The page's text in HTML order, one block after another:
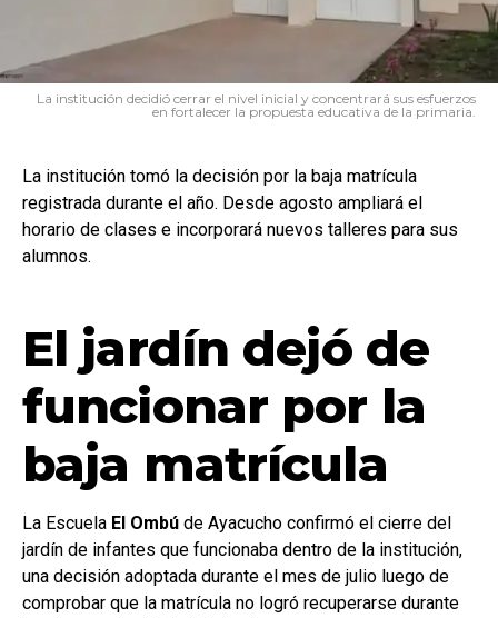
La institución decidió cerrar el nivel inicial y concentrará sus esfuerzos
en fortalecer la propuesta educativa de la primaria.
La institución tomó la decisión por la baja matrícula
registrada durante el año. Desde agosto ampliará el
horario de clases e incorporará nuevos talleres para sus
alumnos.
El jardín dejó de
funcionar por la
baja matrícula
La Escuela El Ombú de Ayacucho confirmó el cierre del
jardín de infantes que funcionaba dentro de la institución,
una decisión adoptada durante el mes de julio luego de
comprobar que la matrícula no logró recuperarse durante